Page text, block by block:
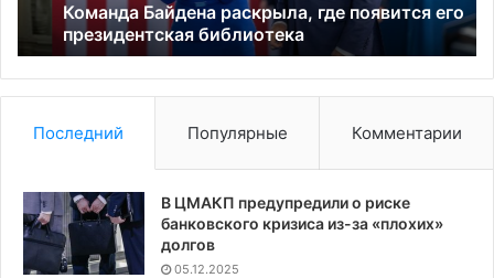
Команда Байдена раскрыла, где появится его
президентская библиотека
Последний Популярные Комментарии
В ЦМАКП предупредили о риске
банковского кризиса из-за «плохих»
долгов
05.12.2025